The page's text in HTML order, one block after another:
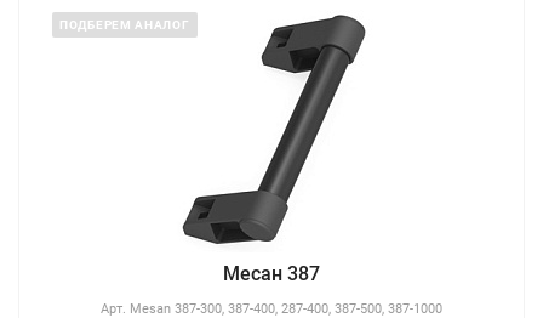
ПОДБЕРЕМ АНАЛОГ
Месан 387
Арт. Mesan 387-300, 387-400, 287-400, 387-500, 387-1000